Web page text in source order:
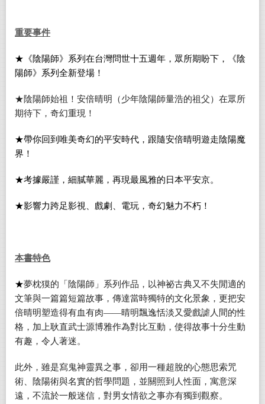
重要事件
★《陰陽師》 系列在台灣問世十五週年，眾所期盼下，《陰
陽師》系列全新登場 ！
★陰陽師始祖！安倍晴明（少年陰陽師量浩的祖父）在眾所
期待下，奇幻重現！
★帶你回到唯美奇幻的平安時代 ， 跟隨安倍晴明遊走陰陽魔
界 ！
★考據嚴謹 ， 細膩華麗，再現最風雅的日本平安京。
★影響力跨足影視 戲劇 電玩，奇幻魅力不朽 ！
本書特色
★夢枕獏的「陰陽師」系列作品，以神祕古典又不失閒適的
文筆與一篇篇短篇故事，傳達當時獨特的文化景象，更把安
倍晴明塑造得有血有肉——晴明飄逸恬淡又愛戲謔人間的性
格，加上耿直武士源博雅作為對比互動，使得故事十分生動
有趣，令人著迷。
此外，雖是寫鬼神靈異之事，卻用一種超脫的心態思索咒
術、陰陽術與名實的哲學問題，並關照到人性面，寓意深
遠，不流於一般迷信，對男女情欲之事亦有獨到觀察。